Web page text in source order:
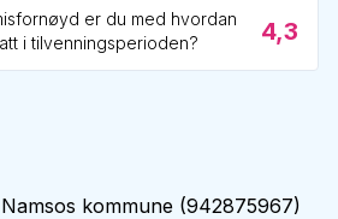
er du med hvordan
i tilvenningsperioden?
4,3
Namsos kommune (942875967)